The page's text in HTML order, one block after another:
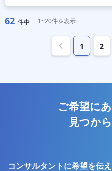
62 件中 1~20件を表示
1 2
ご希望に
見つか
コンサルタントに希望を伝